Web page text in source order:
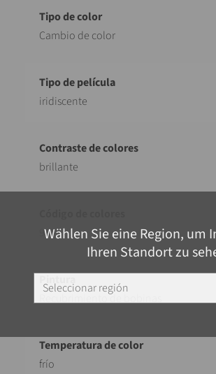
Wählen Sie eine Region, um
Ihren Standort zu
Seleccionar región
Cambio de color
iridiscente
brillante
917
Recubrimiento de bobinas
frío